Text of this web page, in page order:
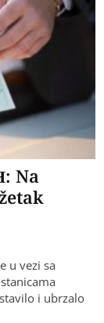
Na
u vezi sa
i ubrzalo